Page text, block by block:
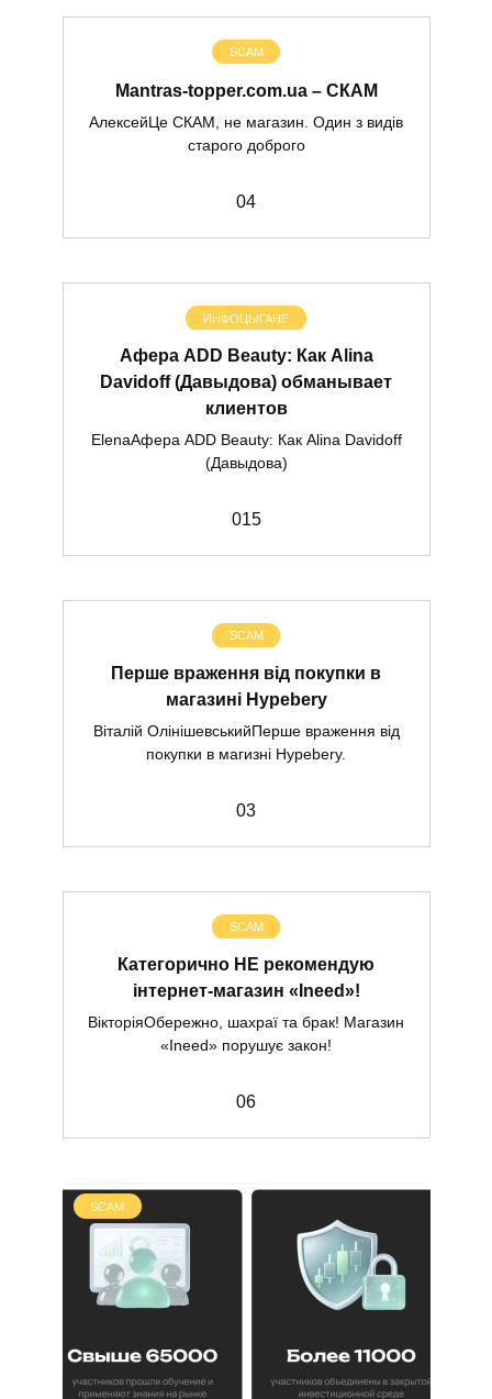
SCAM
Mantras-topper.com.ua – СКАМ
АлексейЦе СКАМ, не магазин. Один з видів
старого доброго
04
ИНФОЦЫГАНЕ
Афера ADD Beauty: Как Alina
Davidoff (Давыдова) обманывает
клиентов
ElenaАфера ADD Beauty: Как Alina Davidoff
(Давыдова)
015
SCAM
Перше враження від покупки в
магазині Hypebery
Віталій ОлінішевськийПерше враження від
покупки в магизні Hypebery.
03
SCAM
Категорично НЕ рекомендую
інтернет-магазин «Ineed»!
ВікторіяОбережно, шахраї та брак! Магазин
«Ineed» порушує закон!
06
SCAM